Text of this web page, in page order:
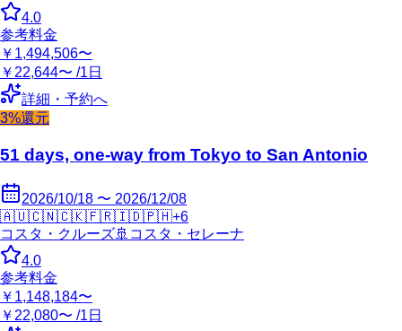
4.0
参考料金
￥1,494,506〜
￥22,644〜 /1日
詳細・予約へ
3%還元
51 days, one-way from Tokyo to San Antonio
2026/10/18 〜 2026/12/08
🇦🇺🇨🇳🇨🇰🇫🇷🇮🇩🇵🇭+6
コスタ・クルーズ🚢 コスタ・セレーナ
4.0
参考料金
￥1,148,184〜
￥22,080〜 /1日